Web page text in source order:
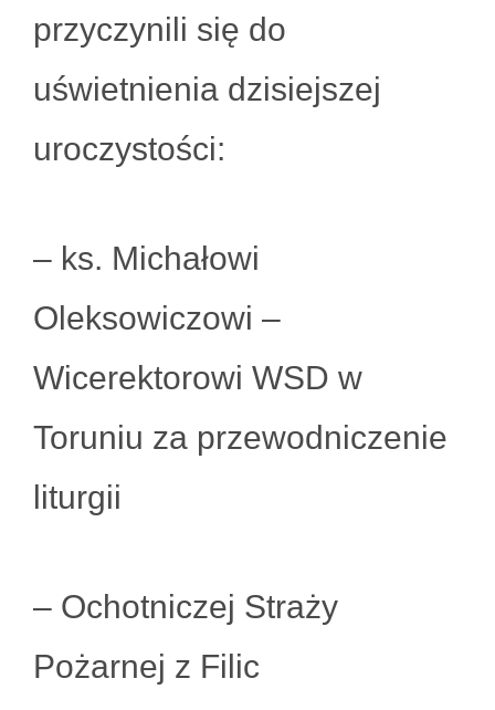
przyczynili się do
uświetnienia dzisiejszej
uroczystości:
– ks. Michałowi
Oleksowiczowi –
Wicerektorowi WSD w
Toruniu za przewodniczenie
liturgii
– Ochotniczej Straży
Pożarnej z Filic